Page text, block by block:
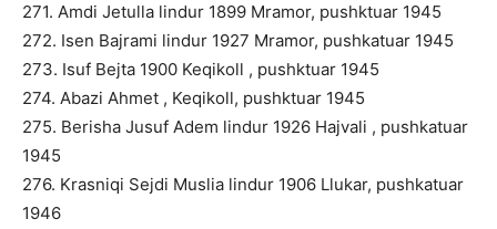
271. Amdi Jetulla lindur 1899 Mramor, pushktuar 1945
272. Isen Bajrami lindur 1927 Mramor, pushkatuar 1945
273. Isuf Bejta 1900 Keqikoll , pushktuar 1945
274. Abazi Ahmet , Keqikoll, pushktuar 1945
275. Berisha Jusuf Adem lindur 1926 Hajvali , pushkatuar
1945
276. Krasniqi Sejdi Muslia lindur 1906 Llukar, pushkatuar
1946